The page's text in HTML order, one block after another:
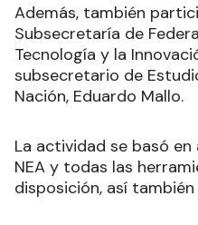
Además, también
Subsecretaría de
Tecnología y la
subsecretario de
Nación, Eduardo Mallo.
La actividad se basó
NEA y todas las
disposición, así